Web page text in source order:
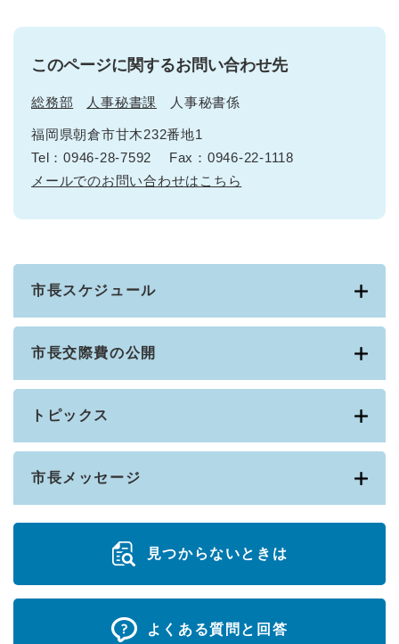
このページに関するお問い合わせ先
総務部 人事秘書課 人事秘書係
福岡県朝倉市甘木232番地1
Tel：0946-28-7592
Fax：0946-22-1118
メールでのお問い合わせはこちら
市長スケジュール
市長交際費の公開
トピックス
市長メッセージ
見つからないときは
よくある質問と回答